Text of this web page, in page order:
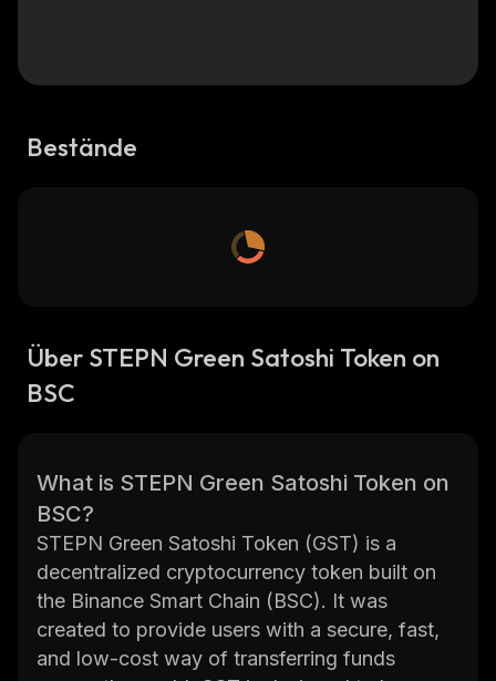
Bestände
Über STEPN Green Satoshi Token on
BSC
What is STEPN Green Satoshi Token on
BSC?
STEPN Green Satoshi Token (GST) is a
decentralized cryptocurrency token built on
the Binance Smart Chain (BSC). It was
created to provide users with a secure, fast,
and low-cost way of transferring funds